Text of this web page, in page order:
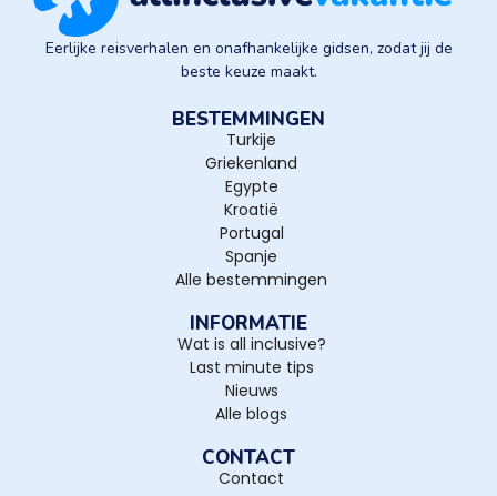
Eerlijke reisverhalen en onafhankelijke gidsen, zodat jij de
beste keuze maakt.
BESTEMMINGEN
Turkije
Griekenland
Egypte
Kroatië
Portugal
Spanje
Alle bestemmingen
INFORMATIE
Wat is all inclusive?
Last minute tips
Nieuws
Alle blogs
CONTACT
Contact